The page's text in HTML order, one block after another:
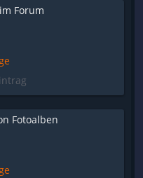
Forum
Fotoalben